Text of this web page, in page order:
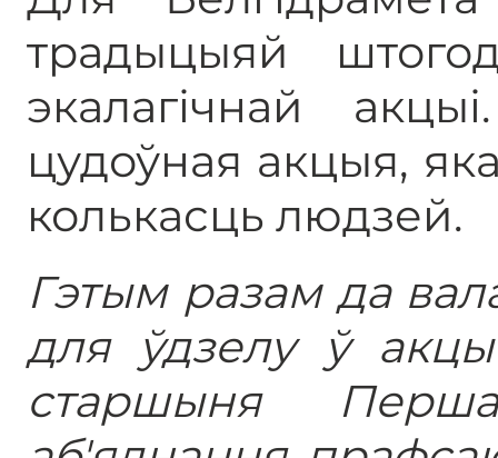
традыцыяй
экалагічнай
цудоўная акцыя,
колькасць людзей.
Гэтым разам да
для ўдзелу ў
старшыня